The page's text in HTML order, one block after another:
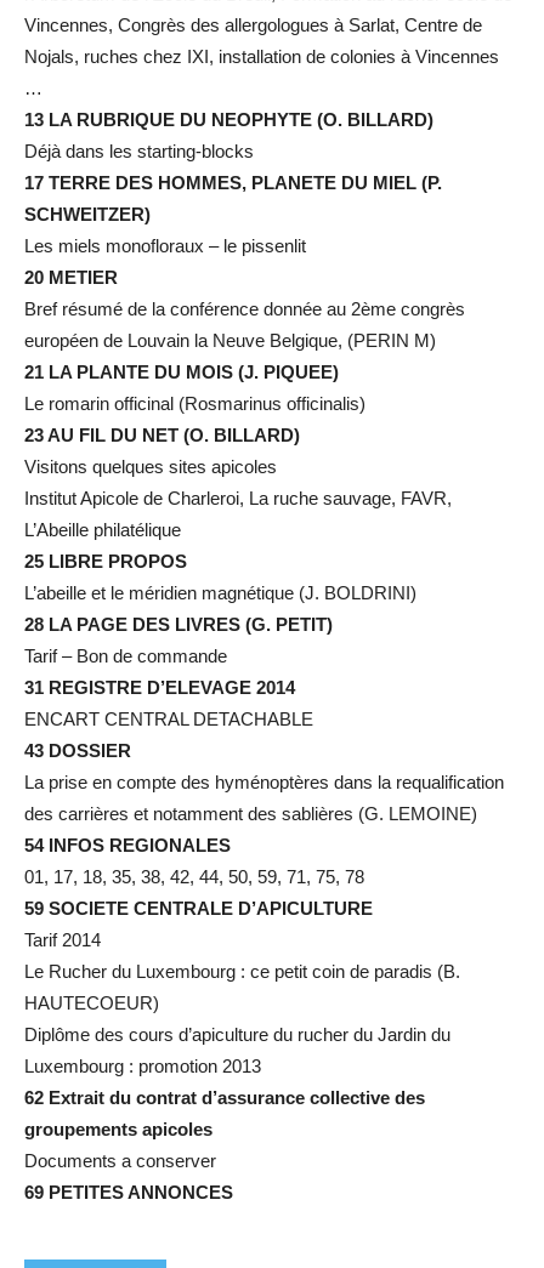
Vincennes, Congrès des allergologues à Sarlat, Centre de
Nojals, ruches chez IXI, installation de colonies à Vincennes
…
13 LA RUBRIQUE DU NEOPHYTE (O. BILLARD)
Déjà dans les starting-blocks
17 TERRE DES HOMMES, PLANETE DU MIEL (P.
SCHWEITZER)
Les miels monofloraux – le pissenlit
20 METIER
Bref résumé de la conférence donnée au 2ème congrès
européen de Louvain la Neuve Belgique, (PERIN M)
21 LA PLANTE DU MOIS (J. PIQUEE)
Le romarin officinal (Rosmarinus officinalis)
23 AU FIL DU NET (O. BILLARD)
Visitons quelques sites apicoles
Institut Apicole de Charleroi, La ruche sauvage, FAVR,
L’Abeille philatélique
25 LIBRE PROPOS
L’abeille et le méridien magnétique (J. BOLDRINI)
28 LA PAGE DES LIVRES (G. PETIT)
Tarif – Bon de commande
31 REGISTRE D’ELEVAGE 2014
ENCART CENTRAL DETACHABLE
43 DOSSIER
La prise en compte des hyménoptères dans la requalification
des carrières et notamment des sablières (G. LEMOINE)
54 INFOS REGIONALES
01, 17, 18, 35, 38, 42, 44, 50, 59, 71, 75, 78
59 SOCIETE CENTRALE D’APICULTURE
Tarif 2014
Le Rucher du Luxembourg : ce petit coin de paradis (B.
HAUTECOEUR)
Diplôme des cours d’apiculture du rucher du Jardin du
Luxembourg : promotion 2013
62 Extrait du contrat d’assurance collective des
groupements apicoles
Documents a conserver
69 PETITES ANNONCES